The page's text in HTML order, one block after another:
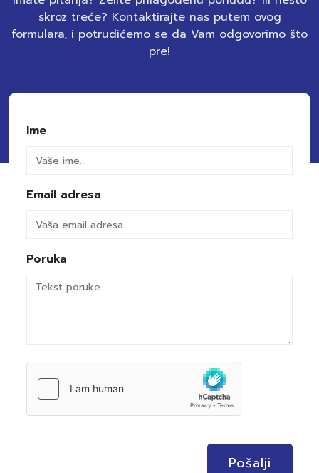
skroz treće? Kontaktirajte nas putem ovog
formulara, i potrudićemo se da Vam odgovorimo što
pre!
Ime
Email adresa
Poruka